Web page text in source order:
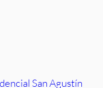
San Agustín